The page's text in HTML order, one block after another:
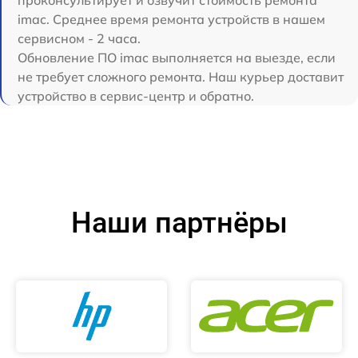
imac. Среднее время ремонта устройств в нашем
сервисном - 2 часа.
Обновление ПО imac выполняется на выезде, если
не требует сложного ремонта. Наш курьер доставит
устройство в сервис-центр и обратно.
Наши партнёры